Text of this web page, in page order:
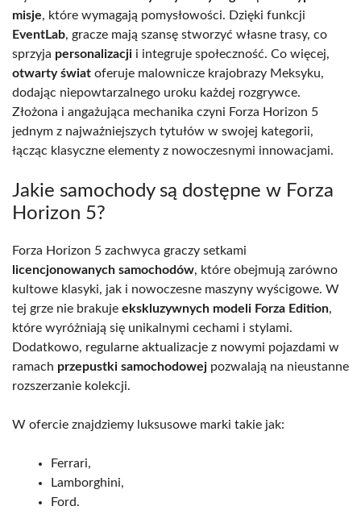
misje, które wymagają pomysłowości. Dzięki funkcji
EventLab, gracze mają szansę stworzyć własne trasy, co
sprzyja personalizacji i integruje społeczność. Co więcej,
otwarty świat oferuje malownicze krajobrazy Meksyku,
dodając niepowtarzalnego uroku każdej rozgrywce.
Złożona i angażująca mechanika czyni Forza Horizon 5
jednym z najważniejszych tytułów w swojej kategorii,
łącząc klasyczne elementy z nowoczesnymi innowacjami.
Jakie samochody są dostępne w Forza
Horizon 5?
Forza Horizon 5 zachwyca graczy setkami
licencjonowanych samochodów, które obejmują zarówno
kultowe klasyki, jak i nowoczesne maszyny wyścigowe. W
tej grze nie brakuje ekskluzywnych modeli Forza Edition,
które wyróżniają się unikalnymi cechami i stylami.
Dodatkowo, regularne aktualizacje z nowymi pojazdami w
ramach przepustki samochodowej pozwalają na nieustanne
rozszerzanie kolekcji.
W ofercie znajdziemy luksusowe marki takie jak:
Ferrari,
Lamborghini,
Ford.